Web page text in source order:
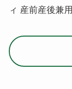
ィ 産前産後兼用